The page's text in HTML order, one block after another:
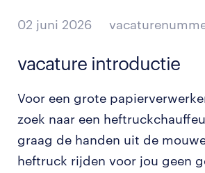
02 juni 2026
vacature introductie
Voor een grote
zoek naar een
graag de handen uit de
heftruck rijden voor jou geen